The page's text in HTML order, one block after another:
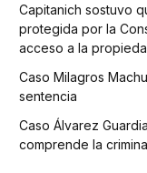
Capitanich sostuvo
protegida por la
acceso a la
Caso Milagros
sentencia
Caso Álvarez
comprende la